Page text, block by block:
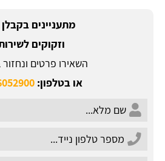
מתעניינים
וזקוקים
השאירו פרטים
או בטלפון: